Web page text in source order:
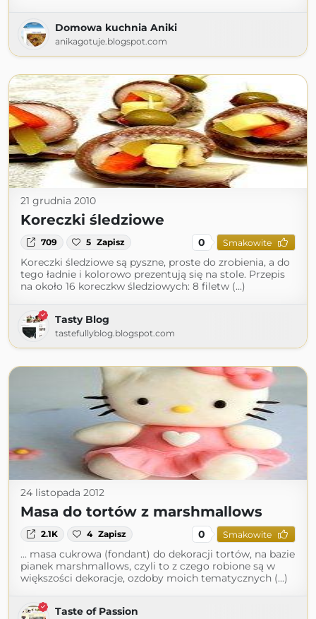
Domowa kuchnia Aniki
anikagotuje.blogspot.com
21 grudnia 2010
Koreczki śledziowe
709 5 Zapisz 0 Smakowite
Koreczki śledziowe są pyszne, proste do zrobienia, a do
tego ładnie i kolorowo prezentują się na stole. Przepis
na około 16 koreczkw śledziowych: 8 filetw (...)
Tasty Blog
tastefullyblog.blogspot.com
24 listopada 2012
Masa do tortów z marshmallows
2.1K 4 Zapisz 0 Smakowite
... masa cukrowa (fondant) do dekoracji tortów, na bazie
pianek marshmallows, czyli to z czego robione są w
większości dekoracje, ozdoby moich tematycznych (...)
Taste of Passion